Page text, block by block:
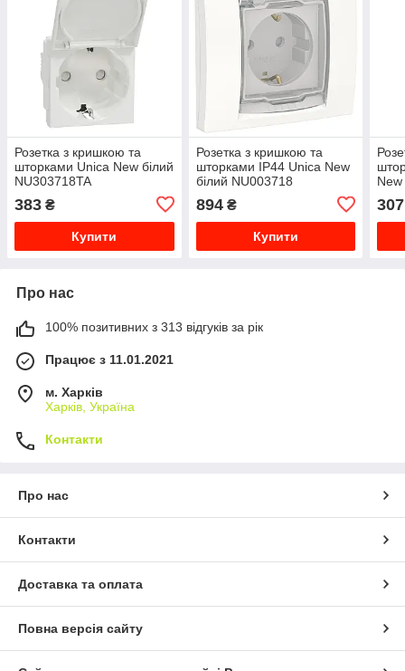
Розетка з кришкою та
шторками Unica New білий
NU303718TA
383 ₴
Купити
Розетка з кришкою та
шторками IP44 Unica New
білий NU003718
894₴
Купити
307
Про нас
100% позитивних з 313 відгуків за рік
Працює з 11.01.2021
м. Харків
Харків, Україна
Контакти
Про нас
Контакти
Доставка та оплата
Повна версія сайту